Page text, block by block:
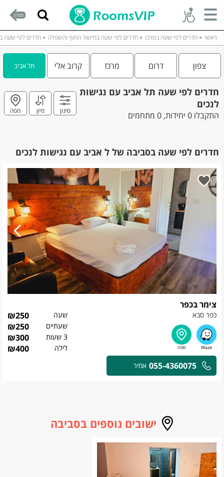
חזרה
ראשי חדרים לפי שעה במרכז חדרים לפי שעה במישור החוף והשפלה חדרים לפי שעה
צפון דרום מרכז קרוב אלי תל אביב
חדרים לפי שעה תל אביב עם נגישות
לנכים
התקבלו 0 יחידות, 0 מתחמים סינון מיון מפה
חדרים לפי שעה בסביבה של ל אביב עם נגישות לנכים
צימר בכפר
כפר סבא שעה ₪250
שעתיים ₪250
3 שעות ₪300
לילה ₪400
055-4360075 אמיר
ישובים נוספים בסביבה